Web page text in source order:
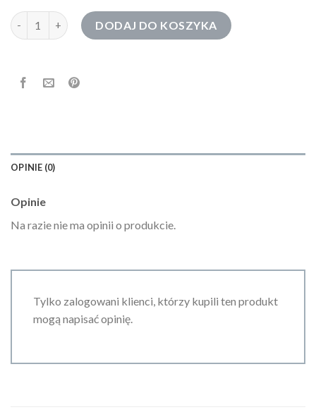
ilość bluza z nadrukiemDODAJ DO KOSZYKA
OPINIE (0)
Opinie
Na razie nie ma opinii o produkcie.
Tylko zalogowani klienci, którzy kupili ten produkt
mogą napisać opinię.